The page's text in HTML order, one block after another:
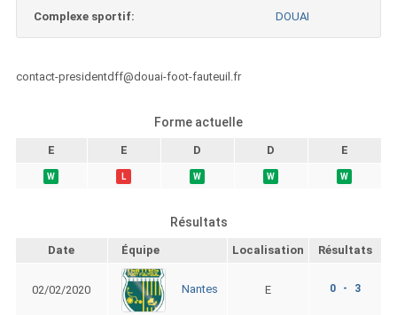
Complexe sportif:
DOUAI
contact-presidentdff@douai-foot-fauteuil.fr
Forme actuelle
E E D D E
W L W W W
Résultats
Date Équipe Localisation Résultats
02/02/2020 Nantes E 0 - 3